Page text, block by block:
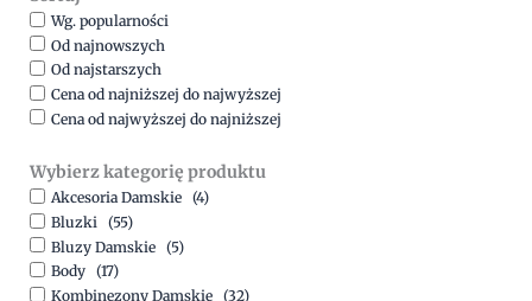
Wg. popularności
Od najnowszych
Od najstarszych
Cena od najniższej do najwyższej
Cena od najwyższej do najniższej
Wybierz kategorię produktu
Akcesoria Damskie (4)
Bluzki (55)
Bluzy Damskie (5)
Body (17)
Kombinezony Damskie (32)